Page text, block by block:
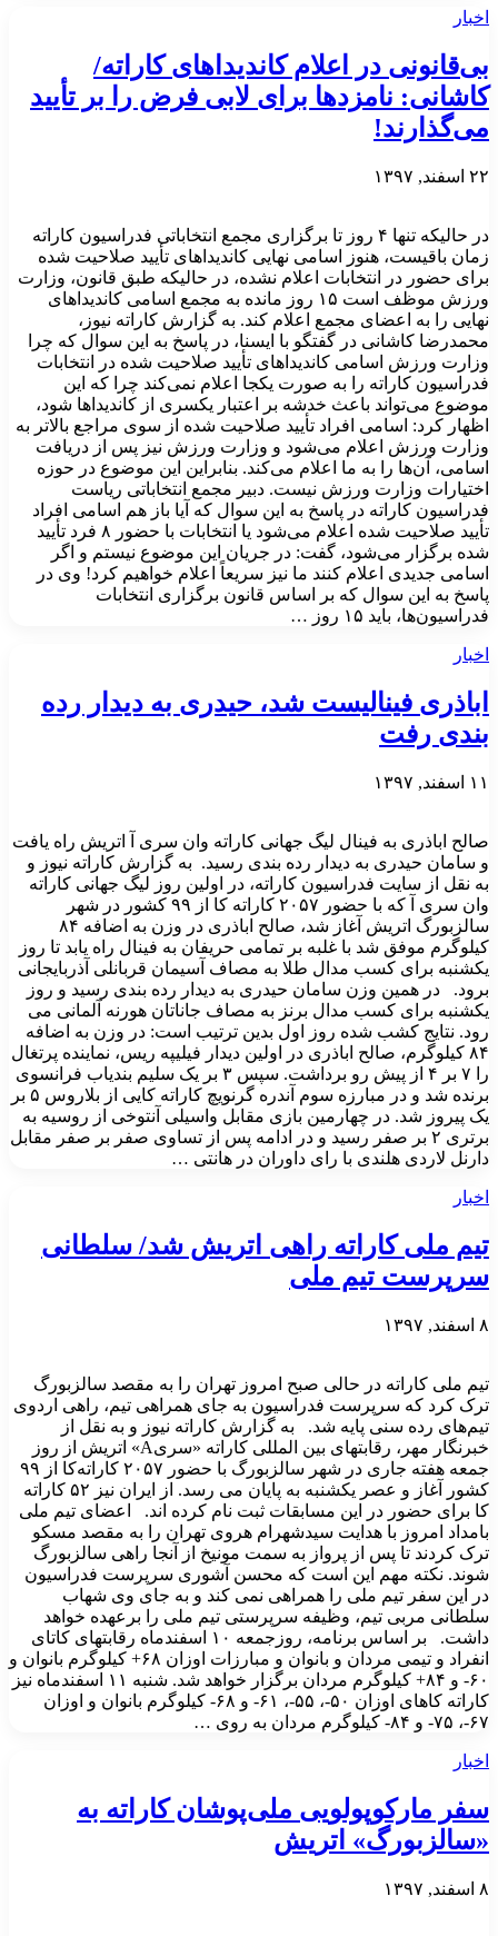
اخبار
بی‌قانونی در اعلام کاندیداهای کاراته/
کاشانی: نامزدها برای لابی فرض را بر تأیید
می‌گذارند!
۲۲ اسفند, ۱۳۹۷
در حالیکه تنها ۴ روز تا برگزاری مجمع انتخاباتی فدراسیون کاراته
زمان باقیست، هنوز اسامی نهایی کاندیداهای تأیید صلاحیت شده
برای حضور در انتخابات اعلام نشده، در حالیکه طبق قانون، وزارت
ورزش موظف است ۱۵ روز مانده به مجمع اسامی کاندیداهای
نهایی را به اعضای مجمع اعلام کند. به گزارش کاراته نیوز،
محمدرضا کاشانی در گفتگو با ایسنا، در پاسخ به این سوال که چرا
وزارت ورزش اسامی کاندیداهای تأیید صلاحیت شده در انتخابات
فدراسیون کاراته را به صورت یکجا اعلام نمی‌کند چرا که این
موضوع می‌تواند باعث خدشه بر اعتبار یکسری از کاندیداها شود،
اظهار کرد: اسامی افراد تأیید صلاحیت شده از سوی مراجع بالاتر به
وزارت ورزش اعلام می‌شود و وزارت ورزش نیز پس از دریافت
اسامی، آن‌ها را به ما اعلام می‌کند. بنابراین این موضوع در حوزه
اختیارات وزارت ورزش نیست. دبیر مجمع انتخاباتی ریاست
فدراسیون کاراته در پاسخ به این سوال که آیا باز هم اسامی افراد
تأیید صلاحیت شده اعلام می‌شود یا انتخابات با حضور ۸ فرد تأیید
شده برگزار می‌شود، گفت: در جریان این موضوع نیستم و اگر
اسامی جدیدی اعلام کنند ما نیز سریعاً اعلام خواهیم کرد! وی در
پاسخ به این سوال که بر اساس قانون برگزاری انتخابات
فدراسیون‌ها، باید ۱۵ روز …
اخبار
اباذری فینالیست شد، حیدری به دیدار رده
بندی رفت
۱۱ اسفند, ۱۳۹۷
صالح اباذری به فینال لیگ جهانی کاراته وان سری آ اتریش راه یافت
و سامان حیدری به دیدار رده بندی رسید. به گزارش کاراته نیوز و
به نقل از سایت فدراسیون کاراته، در اولین روز لیگ جهانی کاراته
وان سری آ که با حضور ۲۰۵۷ کاراته کا از ۹۹ کشور در شهر
سالزبورگ اتریش آغاز شد، صالح اباذری در وزن به اضافه ۸۴
کیلوگرم موفق شد با غلبه بر تمامی حریفان به فینال راه یابد تا روز
یکشنبه برای کسب مدال طلا به مصاف آسیمان قربانلی آذربایجانی
برود. در همین وزن سامان حیدری به دیدار رده بندی رسید و روز
یکشنبه برای کسب مدال برنز به مصاف جاناتان هورنه آلمانی می
رود. نتایج کشب شده روز اول بدین ترتیب است: در وزن به اضافه
۸۴ کیلوگرم، صالح اباذری در اولین دیدار فیلیپه ریس، نماینده پرتغال
را ۷ بر ۴ از پیش رو برداشت. سپس ۳ بر یک سلیم بندیاب فرانسوی
برنده شد و در مبارزه سوم آندره گرنویچ کاراته کایی از بلاروس ۵ بر
یک پیروز شد. در چهارمین بازی مقابل واسیلی آنتوخی از روسیه به
برتری ۲ بر صفر رسید و در ادامه پس از تساوی صفر بر صفر مقابل
دارنل لاردی هلندی با رای داوران در هانتی …
اخبار
تیم ملی کاراته راهی اتریش شد/ سلطانی
سرپرست تیم ملی
۸ اسفند, ۱۳۹۷
تیم ملی کاراته در حالی صبح امروز تهران را به مقصد سالزبورگ
ترک کرد که سرپرست فدراسیون به جای همراهی تیم، راهی اردوی
تیم‌های رده سنی پایه شد. به گزارش کاراته نیوز و به نقل از
خبرنگار مهر، رقابتهای بین المللی کاراته «سریA» اتریش از روز
جمعه هفته جاری در شهر سالزبورگ با حضور ۲۰۵۷ کاراته‌کا از ۹۹
کشور آغاز و عصر یکشنبه به پایان می رسد. از ایران نیز ۵۲ کاراته
کا برای حضور در این مسابقات ثبت نام کرده اند. اعضای تیم ملی
بامداد امروز با هدایت سیدشهرام هروی تهران را به مقصد مسکو
ترک کردند تا پس از پرواز به سمت مونیخ از آنجا راهی سالزبورگ
شوند. نکته مهم این است که محسن آشوری سرپرست فدراسیون
در این سفر تیم ملی را همراهی نمی کند و به جای وی شهاب
سلطانی مربی تیم، وظیفه سرپرستی تیم ملی را برعهده خواهد
داشت. بر اساس برنامه، روزجمعه ۱۰ اسفندماه رقابتهای کاتای
انفراد و تیمی مردان و بانوان و مبارزات اوزان ۶۸+ کیلوگرم بانوان و
۶۰- و ۸۴+ کیلوگرم مردان برگزار خواهد شد. شنبه ۱۱ اسفندماه نیز
کاراته کاهای اوزان ۵۰-، ۵۵-، ۶۱- و ۶۸- کیلوگرم بانوان و اوزان
۶۷-، ۷۵- و ۸۴- کیلوگرم مردان به روی …
اخبار
سفر مارکوپولویی ملی‌پوشان کاراته به
«سالزبورگ» اتریش
۸ اسفند, ۱۳۹۷